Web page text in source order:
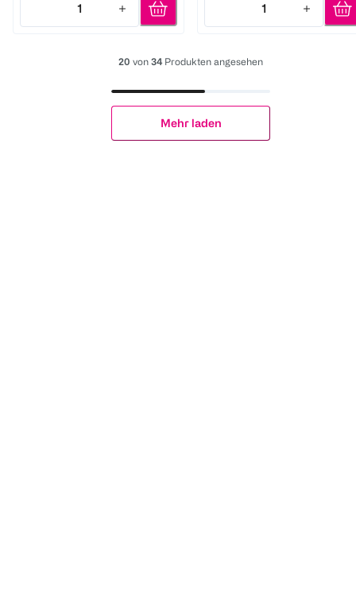
1
Quantity: 1
1
Quantity: 1
20 von 34 Produkten angesehen
Mehr laden